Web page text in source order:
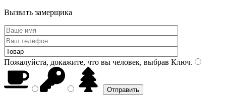
Вызвать замерщика
Пожалуйста, докажите, что вы человек, выбрав Ключ.